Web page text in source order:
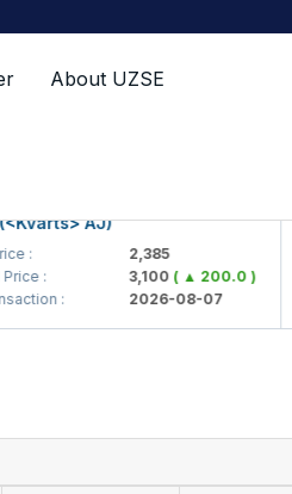
About UZSE
AJ)
2,385
:
3,100( ▲ 200.0 )
:
2026-08-07